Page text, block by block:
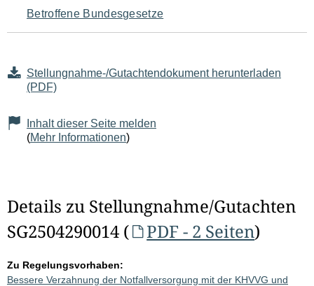
Betroffene Bundesgesetze
Stellungnahme-/Gutachtendokument herunterladen
(PDF)
Inhalt dieser Seite melden
(Mehr Informationen)
Details zu Stellungnahme/Gutachten
SG2504290014 (
PDF - 2 Seiten)
Zu Regelungsvorhaben:
Bessere Verzahnung der Notfallversorgung mit der KHVVG und